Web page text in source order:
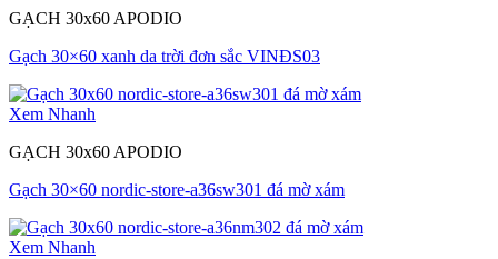
GẠCH 30x60 APODIO
Gạch 30×60 xanh da trời đơn sắc VINĐS03
Xem Nhanh
GẠCH 30x60 APODIO
Gạch 30×60 nordic-store-a36sw301 đá mờ xám
Xem Nhanh